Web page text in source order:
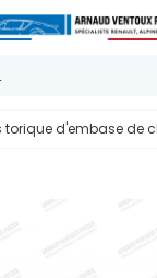
torique d'embase de